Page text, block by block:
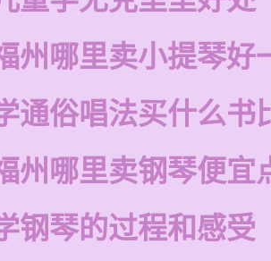
州哪里卖小提琴好
通俗唱法买什么书
州哪里卖钢琴便宜
钢琴的过程和感受